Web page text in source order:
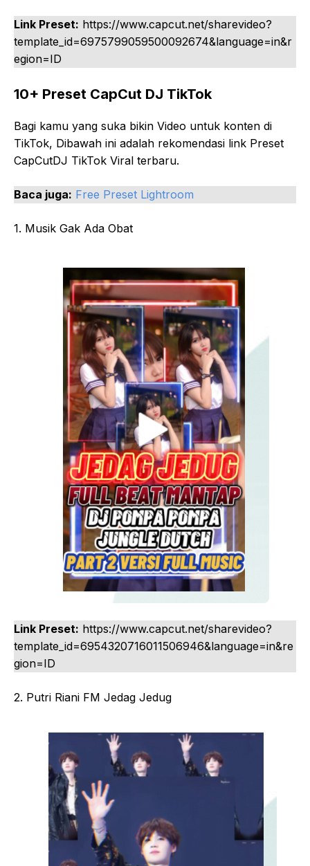
Link Preset: https://www.capcut.net/sharevideo?
template_id=6975799059500092674&language=in&r
egion=ID
10+ Preset CapCut DJ TikTok
Bagi kamu yang suka bikin Video untuk konten di
TikTok, Dibawah ini adalah rekomendasi link Preset
CapCutDJ TikTok Viral terbaru.
Baca juga: Free Preset Lightroom
1. Musik Gak Ada Obat
Link Preset: https://www.capcut.net/sharevideo?
template_id=6954320716011506946&language=in&re
gion=ID
2. Putri Riani FM Jedag Jedug